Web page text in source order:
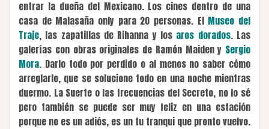
entrar la dueña del Mexicano. Los cines dentro de una
casa de Malasaña only para 20 personas. El Museo del
Traje, las zapatillas de Rihanna y los aros dorados. Las
galerías con obras originales de Ramón Maiden y Sergio
Mora. Darlo todo por perdido o al menos no saber cómo
arreglarlo, que se solucione todo en una noche mientras
duermo. La Suerte o las frecuencias del Secreto, no lo sé
pero también se puede ser muy feliz en una estación
porque no es un adiós, es un tu tranqui que pronto vuelvo.